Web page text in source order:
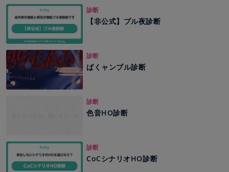
診断
【非公式】プル夜診断
診断
ばくャンブル診断
診断
色音HO診断
診断
CoCシナリオHO診断